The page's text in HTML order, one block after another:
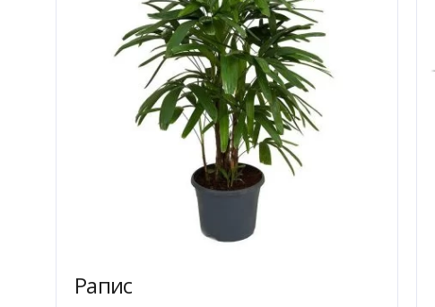
странице
товара.
Рапис